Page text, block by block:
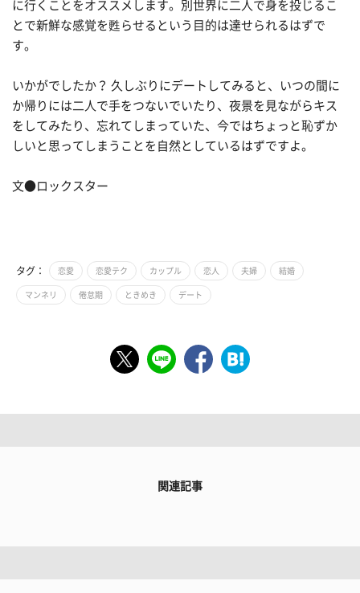
に行くことをオススメします。別世界に二人で身を投じるこ
とで新鮮な感覚を甦らせるという目的は達せられるはずで
す。
いかがでしたか？ 久しぶりにデートしてみると、いつの間に
か帰りには二人で手をつないでいたり、夜景を見ながらキス
をしてみたり、忘れてしまっていた、今ではちょっと恥ずか
しいと思ってしまうことを自然としているはずですよ。
文●ロックスター
タグ： 恋愛 恋愛テク カップル 恋人 夫婦 結婚
マンネリ 倦怠期 ときめき デート
関連記事